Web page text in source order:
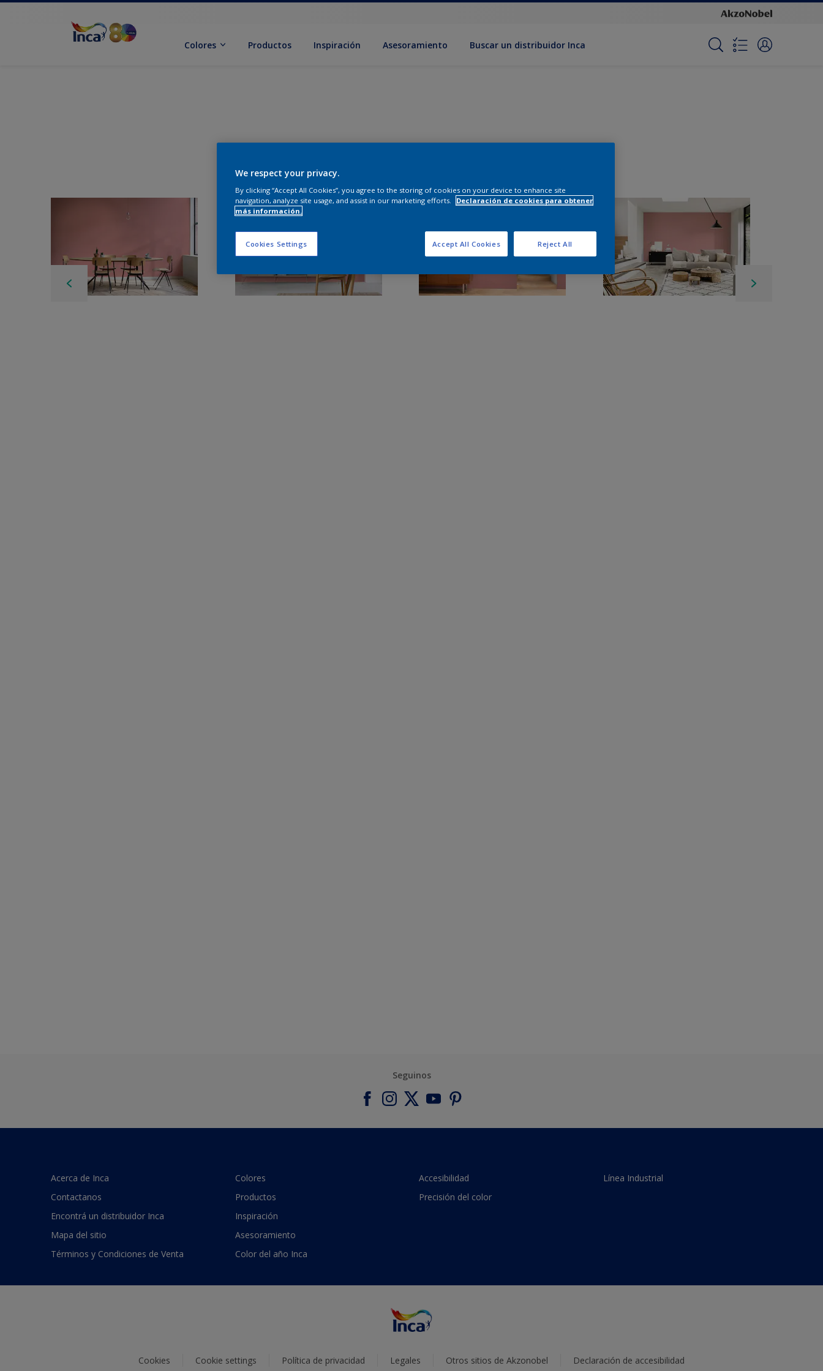
Colores Productos Inspiración Asesoramiento Buscar un distribuidor Inca
Seguinos
Acerca de Inca
Contactanos
Encontrá un distribuidor Inca
Mapa del sitio
Términos y Condiciones de Venta
Colores
Productos
Inspiración
Asesoramiento
Color del año Inca
Accesibilidad
Precisión del color
Línea Industrial
Cookies Cookie settings Política de privacidad Legales Otros sitios de Akzonobel Declaración de accesibilidad
We respect your privacy.
By clicking “Accept All Cookies”, you agree to the storing of cookies on your device to enhance site
navigation, analyze site usage, and assist in our marketing efforts.
Declaración de cookies para obtener
más información.
Cookies Settings Reject All
Accept All Cookies